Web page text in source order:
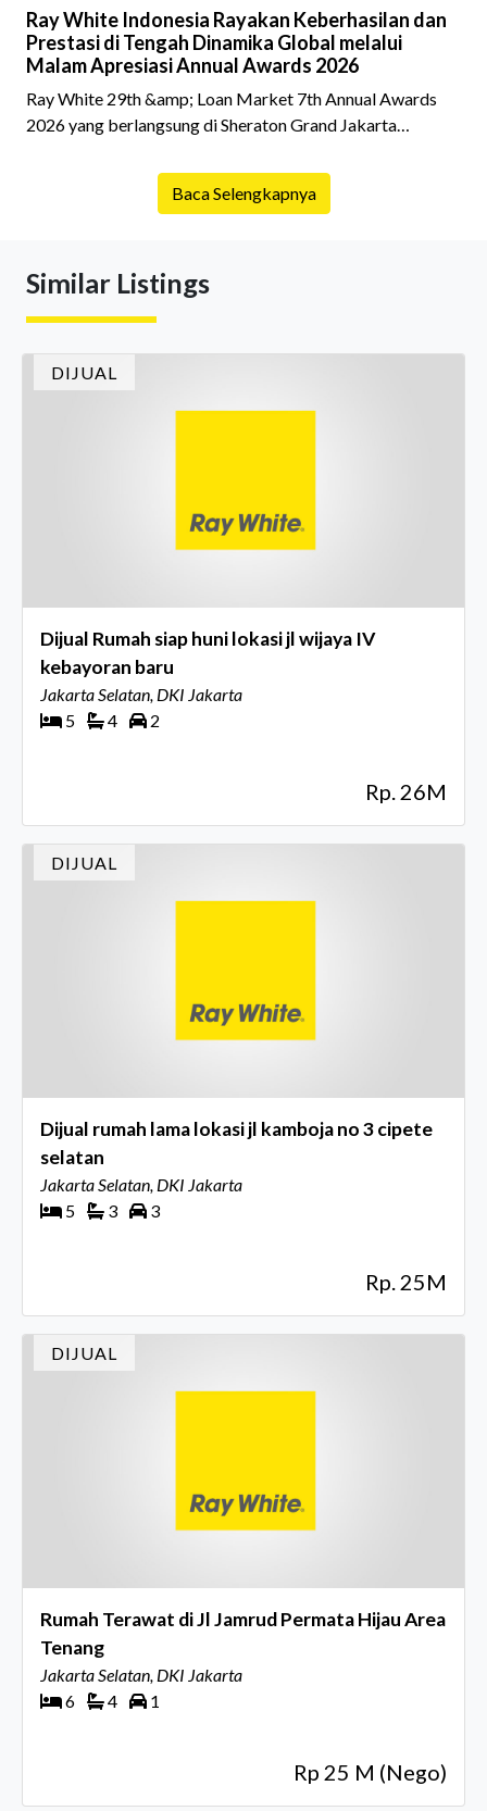
Ray White Indonesia Rayakan Keberhasilan dan
Prestasi di Tengah Dinamika Global melalui
Malam Apresiasi Annual Awards 2026
Ray White 29th &amp; Loan Market 7th Annual Awards
2026 yang berlangsung di Sheraton Grand Jakarta
istimewa bagi para pelaku industri properti dan keuangan.
Lebih dari 400 marketing executives dan principals
menghidupkan suasana, acara ini dihadiri oleh Country
Baca Selengkapnya
Similar Listings
DIJUAL
Dijual Rumah siap huni lokasi jl wijaya IV
kebayoran baru
Jakarta Selatan, DKI Jakarta
5
4 2
Rp. 26M
DIJUAL
Dijual rumah lama lokasi jl kamboja no 3 cipete
selatan
Jakarta Selatan, DKI Jakarta
5
3 3
Rp. 25M
DIJUAL
Rumah Terawat di Jl Jamrud Permata Hijau Area
Tenang
Jakarta Selatan, DKI Jakarta
6
4 1
Rp 25 M (Nego)